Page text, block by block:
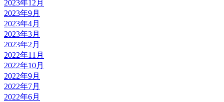
2023年12月
2023年9月
2023年4月
2023年3月
2023年2月
2022年11月
2022年10月
2022年9月
2022年7月
2022年6月